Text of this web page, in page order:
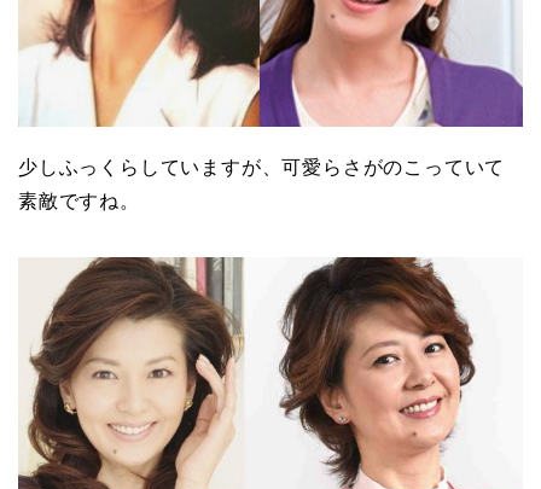
少しふっくらしていますが、可愛らさがのこっていて
素敵ですね。